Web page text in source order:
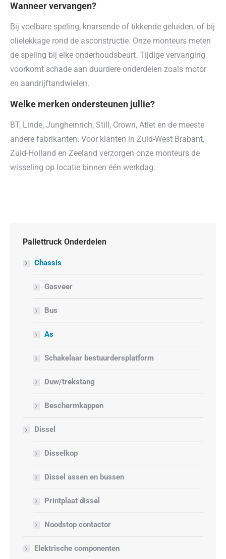
Wanneer vervangen?
Bij voelbare speling, knarsende of tikkende geluiden, of bij
olielekkage rond de asconstructie. Onze monteurs meten
de speling bij elke onderhoudsbeurt. Tijdige vervanging
voorkomt schade aan duurdere onderdelen zoals motor
en aandrijftandwielen.
Welke merken ondersteunen jullie?
BT, Linde, Jungheinrich, Still, Crown, Atlet en de meeste
andere fabrikanten. Voor klanten in Zuid-West Brabant,
Zuid-Holland en Zeeland verzorgen onze monteurs de
wisseling op locatie binnen één werkdag.
Pallettruck Onderdelen
Chassis
Gasveer
Bus
As
Schakelaar bestuurdersplatform
Duw/trekstang
Beschermkappen
Dissel
Disselkop
Dissel assen en bussen
Printplaat dissel
Noodstop contactor
Elektrische componenten